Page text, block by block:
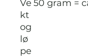
Ve
kt
og
lø
pe
50 gram =